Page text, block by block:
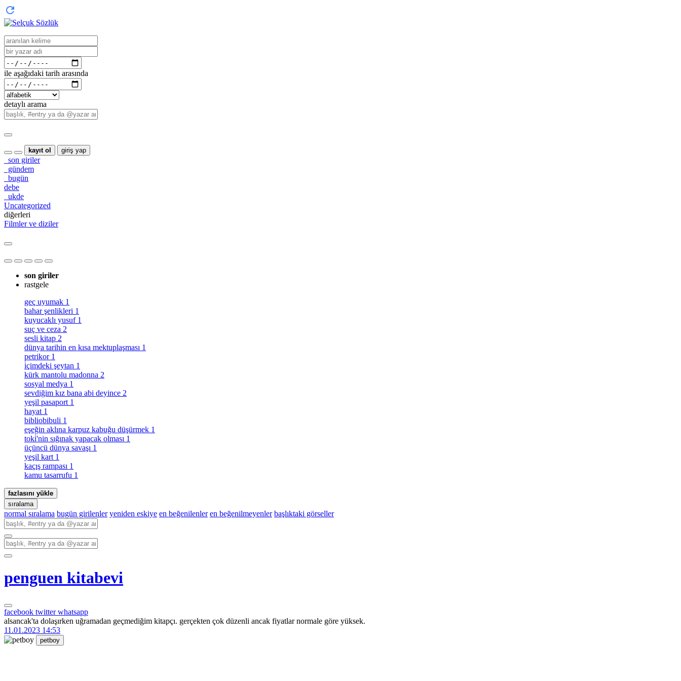
ile aşağıdaki tarih arasında
detaylı arama
kayıt ol giriş yap
son giriler
gündem
bugün
debe
ukde
Uncategorized
diğerleri
Filmler ve diziler
son giriler
rastgele
geç uyumak 1
bahar şenlikleri 1
kuyucaklı yusuf 1
suç ve ceza 2
sesli kitap 2
dünya tarihin en kısa mektuplaşması 1
petrikor 1
i̇çimdeki şeytan 1
kürk mantolu madonna 2
sosyal medya 1
sevdiğim kız bana abi deyince 2
yeşil pasaport 1
hayat 1
bibliobibuli 1
eşeğin aklına karpuz kabuğu düşürmek 1
toki̇'nin sığınak yapacak olması 1
üçüncü dünya savaşı 1
yeşil kart 1
kaçış rampası 1
kamu tasarrufu 1
fazlasını yükle
sıralama
normal sıralama bugün girilenler yeniden eskiye en beğenilenler en beğenilmeyenler başlıktaki görseller
penguen kitabevi
facebook twitterwhatsapp
alsancak'ta dolaşırken uğramadan geçmediğim kitapçı. gerçekten çok düzenli ancak fiyatlar normale göre yüksek.
11.01.2023 14:53
petboy